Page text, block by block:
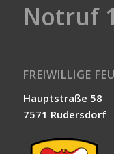
Notruf
FREIWILLIGE
Hauptstraße 58
7571 Rudersdorf